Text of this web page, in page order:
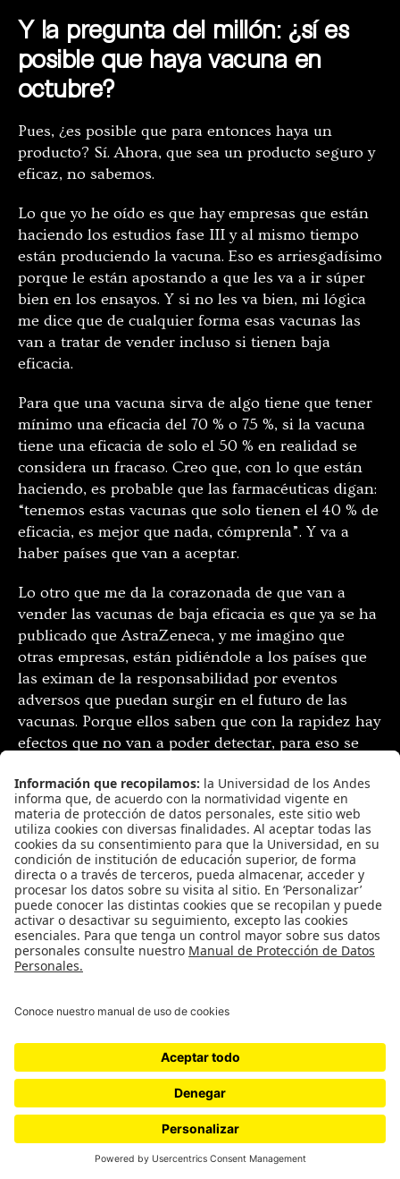
Y la pregunta del millón: ¿sí es
posible que haya vacuna en
octubre?
Pues, ¿es posible que para entonces haya un
producto? Sí. Ahora, que sea un producto seguro y
eficaz, no sabemos.
Lo que yo he oído es que hay empresas que están
haciendo los estudios fase III y al mismo tiempo
están produciendo la vacuna. Eso es arriesgadísimo
porque le están apostando a que les va a ir súper
bien en los ensayos. Y si no les va bien, mi lógica
me dice que de cualquier forma esas vacunas las
van a tratar de vender incluso si tienen baja
eficacia.
Para que una vacuna sirva de algo tiene que tener
mínimo una eficacia del 70 % o 75 %, si la vacuna
tiene una eficacia de solo el 50 % en realidad se
considera un fracaso. Creo que, con lo que están
haciendo, es probable que las farmacéuticas digan:
“tenemos estas vacunas que solo tienen el 40 % de
eficacia, es mejor que nada, cómprenla”. Y va a
haber países que van a aceptar.
Lo otro que me da la corazonada de que van a
vender las vacunas de baja eficacia es que ya se ha
publicado que AstraZeneca, y me imagino que
otras empresas, están pidiéndole a los países que
las eximan de la responsabilidad por eventos
adversos que puedan surgir en el futuro de las
vacunas. Porque ellos saben que con la rapidez hay
efectos que no van a poder detectar, para eso se
Al final es una apuesta financiera que tiene un
componente político porque muchos líderes están
siendo juzgados por su capacidad para manejar y
responder a la pandemia. Entonces al final la
eficacia pasa a un segundo plano, lo que importa
es tener la vacuna.
El panorama se siente bastante
Sí, yo lo siento desesperanzador. Y siento que no
es algo de la pandemia, desde mucho antes hay
una fe gigante en las soluciones tecnológicas para
la salud: que salud es tener medicamentos,
ventiladores, camas de hospital, vacunas. Y eso es